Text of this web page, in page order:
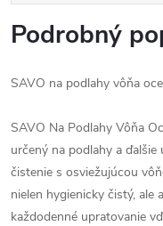
Podrobný
SAVO na podlahy vôňa
SAVO Na Podlahy Vôňa
určený na podlahy a
čistenie s osviežujúcou
nielen hygienicky čistý, ale
každodenné upratovanie